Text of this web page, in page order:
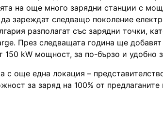
на още много зарядни станции с
зареждат следващо поколение
разполагат със зарядни точки,
През следващата година ще
150 kW мощност, за по-бързо и удобно
още една локация –
за заряд на 100% от предлаганите